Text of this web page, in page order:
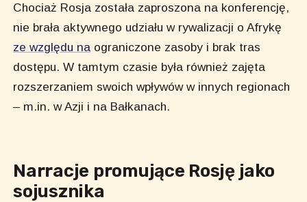
Chociaż Rosja została zaproszona na konferencję,
nie brała aktywnego udziału w rywalizacji o Afrykę
ze względu na ograniczone zasoby i brak tras
dostępu. W tamtym czasie była również zajęta
rozszerzaniem swoich wpływów w innych regionach
– m.in. w Azji i na Bałkanach.
Narracje promujące Rosję jako
sojusznika